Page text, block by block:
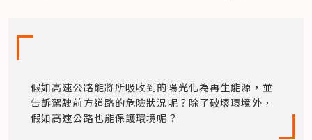
假如高速公路能將所吸收到的陽光化為再生能源，並
告訴駕駛前方道路的危險狀況呢？除了破壞環境外，
假如高速公路也能保護環境呢？